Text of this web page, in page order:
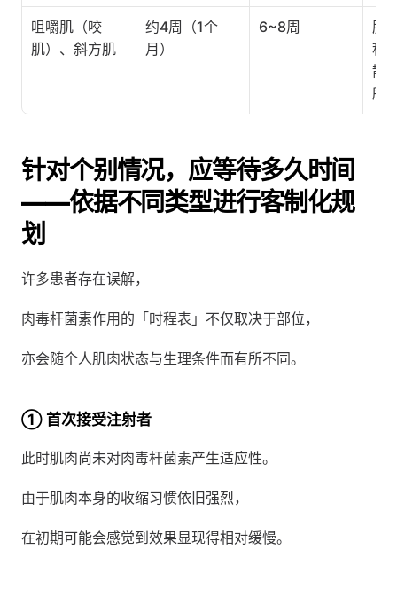
咀嚼肌（咬
肌）、斜方肌
约4周（1个
月）
6~8周
肌
积
散
所
针对个别情况，应等待多久时间
——依据不同类型进行客制化规
划
许多患者存在误解，
肉毒杆菌素作用的「时程表」不仅取决于部位，
亦会随个人肌肉状态与生理条件而有所不同。
① 首次接受注射者
此时肌肉尚未对肉毒杆菌素产生适应性。
由于肌肉本身的收缩习惯依旧强烈，
在初期可能会感觉到效果显现得相对缓慢。